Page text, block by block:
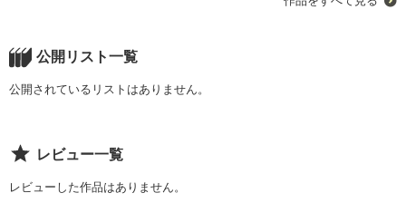
公開リスト一覧
公開されているリストはありません。
レビュー一覧
レビューした作品はありません。